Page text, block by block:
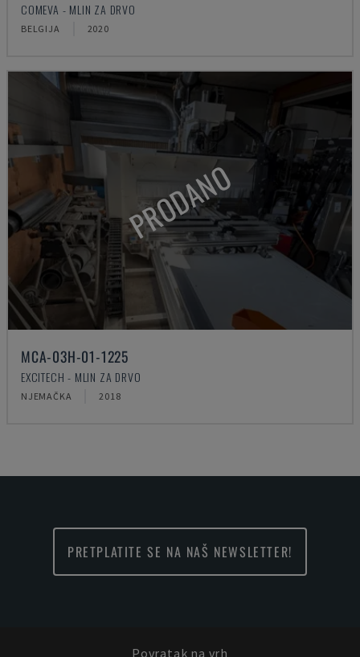
COMEVA - MLIN ZA DRVO
BELGIJA 2020
PRODANO
MCA-03H-01-1225
EXCITECH - MLIN ZA DRVO
NJEMAČKA 2018
PRETPLATITE SE NA NAŠ NEWSLETTER!
Povratak na vrh